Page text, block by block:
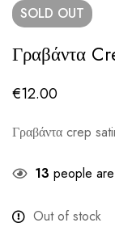
SOLD OUT
Γραβάντα
€12.00
Γραβάντα crep
13 people
Out of stock